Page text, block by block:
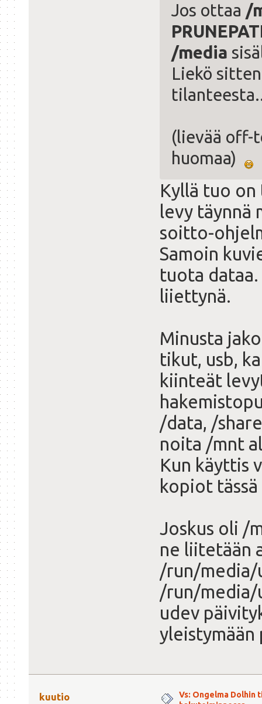
Jos ottaa /
/media
Liekö
(lievää off-
huomaa)
Kyllä tuo on
levy täynnä
soitto-
Samoin
tuota
liiettynä.
Minusta
tikut, usb,
kiinteät
/data, /
noita /mnt
Kun käyttis
kopiot
Joskus oli /
ne liitetään
/run/media/
/run/media/
udev
yleistymään
kuutio
Vs: Ongelma Dolhin